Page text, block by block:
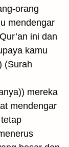
orang
mendengar
ini dan
kamu
(Surah
mereka
mendengar